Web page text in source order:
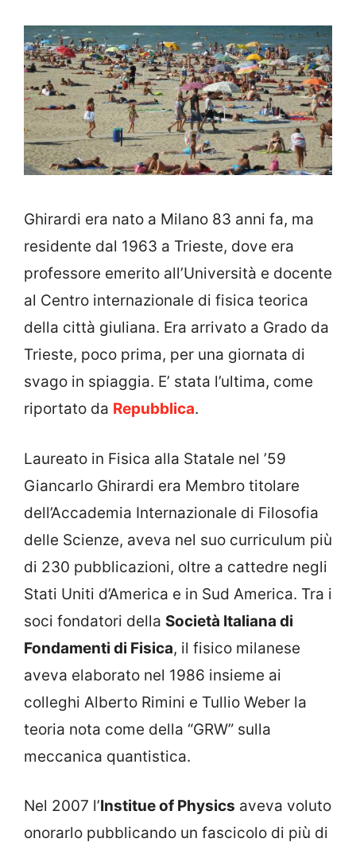
Ghirardi era nato a Milano 83 anni fa, ma
residente dal 1963 a Trieste, dove era
professore emerito all’Università e docente
al Centro internazionale di fisica teorica
della città giuliana. Era arrivato a Grado da
Trieste, poco prima, per una giornata di
svago in spiaggia. E’ stata l’ultima, come
riportato da Repubblica.
Laureato in Fisica alla Statale nel ’59
Giancarlo Ghirardi era Membro titolare
dell’Accademia Internazionale di Filosofia
delle Scienze, aveva nel suo curriculum più
di 230 pubblicazioni, oltre a cattedre negli
Stati Uniti d’America e in Sud America. Tra i
soci fondatori della Società Italiana di
Fondamenti di Fisica, il fisico milanese
aveva elaborato nel 1986 insieme ai
colleghi Alberto Rimini e Tullio Weber la
teoria nota come della “GRW” sulla
meccanica quantistica.
Nel 2007 l’Institue of Physics aveva voluto
onorarlo pubblicando un fascicolo di più di